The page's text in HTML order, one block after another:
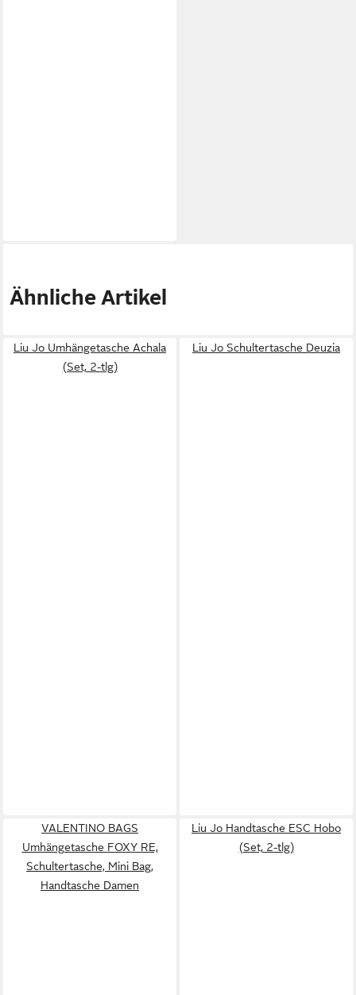
Ähnliche Artikel
Liu Jo Umhängetasche Achala
(Set, 2-tlg)
Liu Jo Schultertasche Deuzia
VALENTINO BAGS
Umhängetasche FOXY RE,
Schultertasche, Mini Bag,
Handtasche Damen
Liu Jo Handtasche ESC Hobo
(Set, 2-tlg)